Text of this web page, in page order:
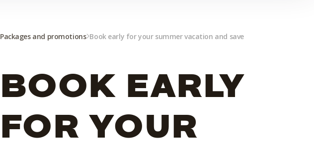
Packages and promotions Book early for your summer vacation and save
BOOK EARLY
FOR YOUR